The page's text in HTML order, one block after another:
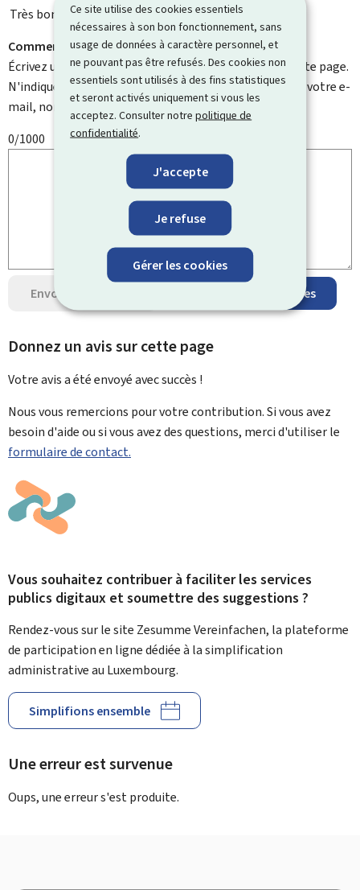
Ce site utilise des cookies essentiels
nécessaires à son bon fonctionnement, sans
usage de données à caractère personnel, et
ne pouvant pas être refusés. Des cookies non
essentiels sont utilisés à des fins statistiques
et seront activés uniquement si vous les
acceptez. Consulter notrepolitique de
confidentialité.
J'accepte
Je refuse
Gérer les cookies
Très bonne
Comment pouvons-nous l'améliorer ?
Écrivez un commentaire et aidez-nous à améliorer cette page.
N'indiquez pas d'informations personnelles telles que votre e-
mail, nom, numéro de téléphone, etc.
0/1000
Envoyer votre avis Protection des données
Donnez un avis sur cette page
Votre avis a été envoyé avecsuccès !
Nous vous remercions pour votre contribution. Si vous avez
besoin d'aide ou si vous avez des questions, merci d'utiliser le
formulaire de contact.
Vous souhaitez contribuer à faciliter les services
publics digitaux et soumettre des suggestions ?
Rendez-vous sur le site Zesumme Vereinfachen, la plateforme
de participation en ligne dédiée à la simplification
administrative au Luxembourg.
Simplifions ensemble
Une erreur est survenue
Oups, une erreur s'est produite.